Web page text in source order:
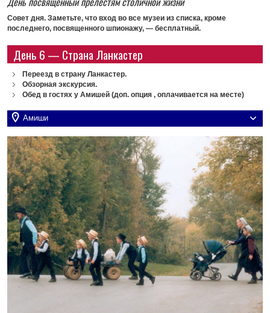
Совет дня. Заметьте, что вход во все музеи из списка, кроме
последнего, посвященного шпионажу, — бесплатный.
День 6 — Страна Ланкастер
Переезд в страну Ланкастер.
Обзорная экскурсия.
Обед в гостях у Амишей (доп. опция , оплачивается на месте)
Амиши